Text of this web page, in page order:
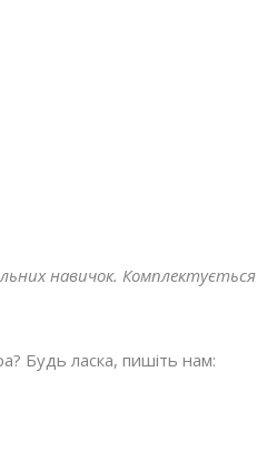
навичок. Комплектується
Будь ласка, пишіть нам: